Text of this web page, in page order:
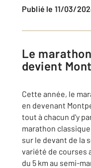
Publié le 11/03/
Le marathon de Montpellier
devient
Cette année, le
en devenant
tout à chacun d'y
marathon
sur le devant de la
variété de courses
du 5 km au semi-